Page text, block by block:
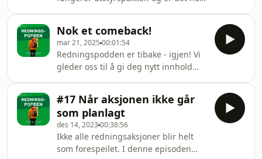
frivillig i Norsk Folkehjelp Tromsø og
vår egen hypotermi-ekspert.
Nok et comeback!
mar 21, 2025 00:01:54
Redningspodden er tibake - igjen! Vi
gleder oss til å gi deg nytt innhold
#17 Når aksjonen ikke går
som planlagt
des 14, 202300:38:56
Ikke alle redningsaksjoner blir helt
som forespeilet. I denne episoden